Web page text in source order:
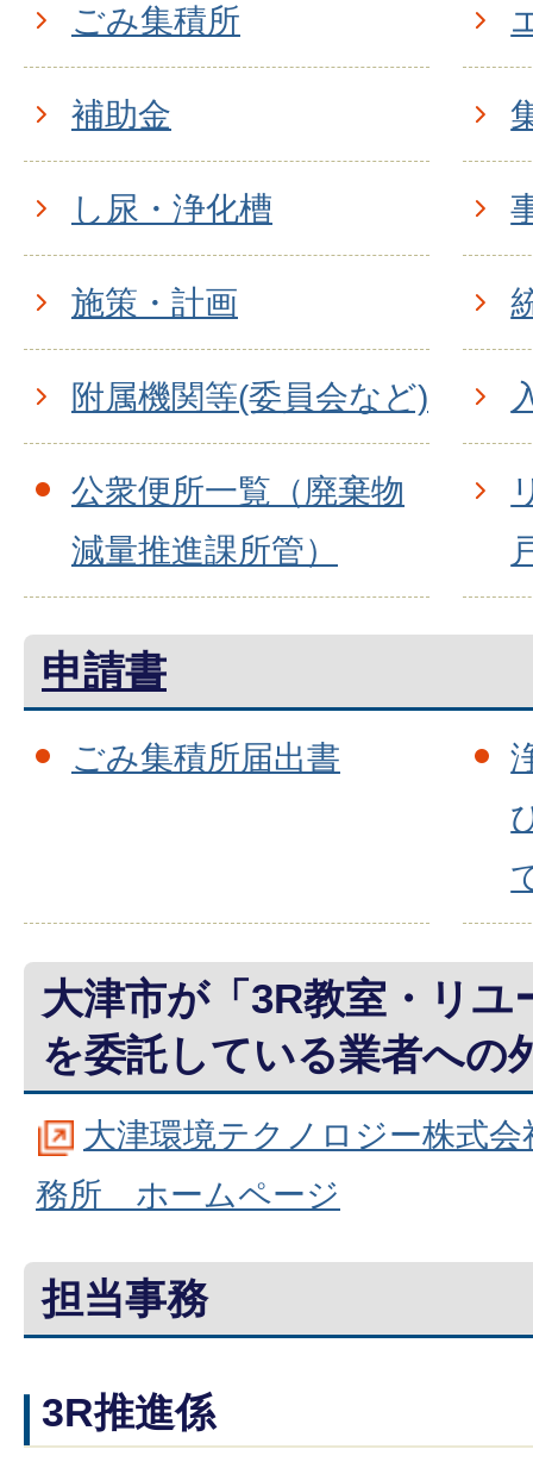
ごみ集積所
補助金
し尿・浄化槽
施策・計画
附属機関等(委員会など)
公衆便所一覧（廃棄物
減量推進課所管）
申請書
ごみ集積所届出書
大津市が「3R教室・リユ
を委託している業者への
大津環境テクノロジー株式
務所 ホームページ
担当事務
3R推進係